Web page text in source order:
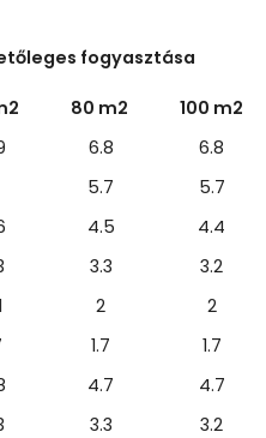
fogyasztása
80 m2 100 m2
6.8 6.8
5.7 5.7
4.5 4.4
3.3 3.2
2 2
1.7 1.7
4.7 4.7
3.3 3.2